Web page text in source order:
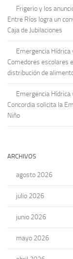
Frigerio y los
Entre Ríos logra un
Caja de Jubilaciones
Emergencia Hídrica
Comedores escolares
distribución de
Emergencia Hídrica
Concordia solicita la
Niño
ARCHIVOS
agosto 2026
julio 2026
junio 2026
mayo 2026